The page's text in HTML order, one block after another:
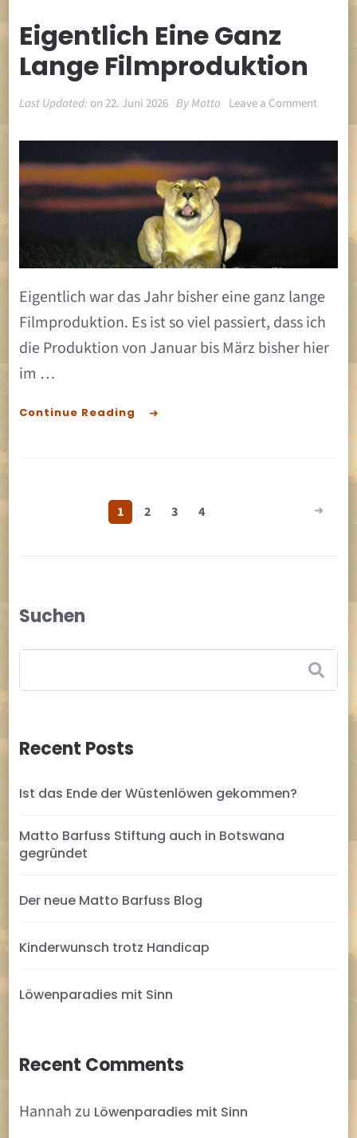
Eigentlich Eine Ganz
Lange Filmproduktion
Last Updated:on22. Juni 2026 ByMatto Leave a Commenton
ganz
lange
Eigentlich war das Jahr bisher eine ganz lange
Filmproduktion. Es ist so viel passiert, dass ich
die Produktion von Januar bis März bisher hier
im …
Continue Reading
Seitennummerierung
1 2 3 4
Suchen
Recent Posts
Ist das Ende der Wüstenlöwen gekommen?
Matto Barfuss Stiftung auch in Botswana
gegründet
Der neue Matto Barfuss Blog
Kinderwunsch trotz Handicap
Löwenparadies mit Sinn
Recent Comments
Hannahzu Löwenparadies mit Sinn